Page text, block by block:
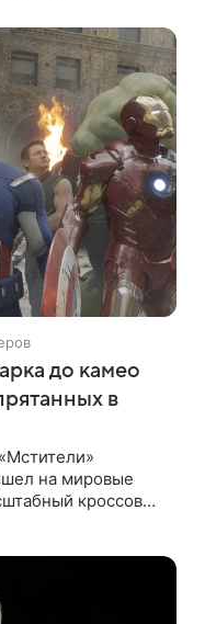
до камео
в
на мировые
кроссовер